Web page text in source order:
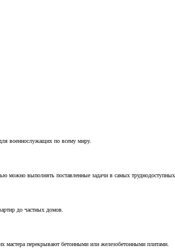
военнослужащих по всему миру.
можно выполнять поставленные задачи в самых
до частных домов.
мастера перекрывают бетонными или железобетонными плитами.